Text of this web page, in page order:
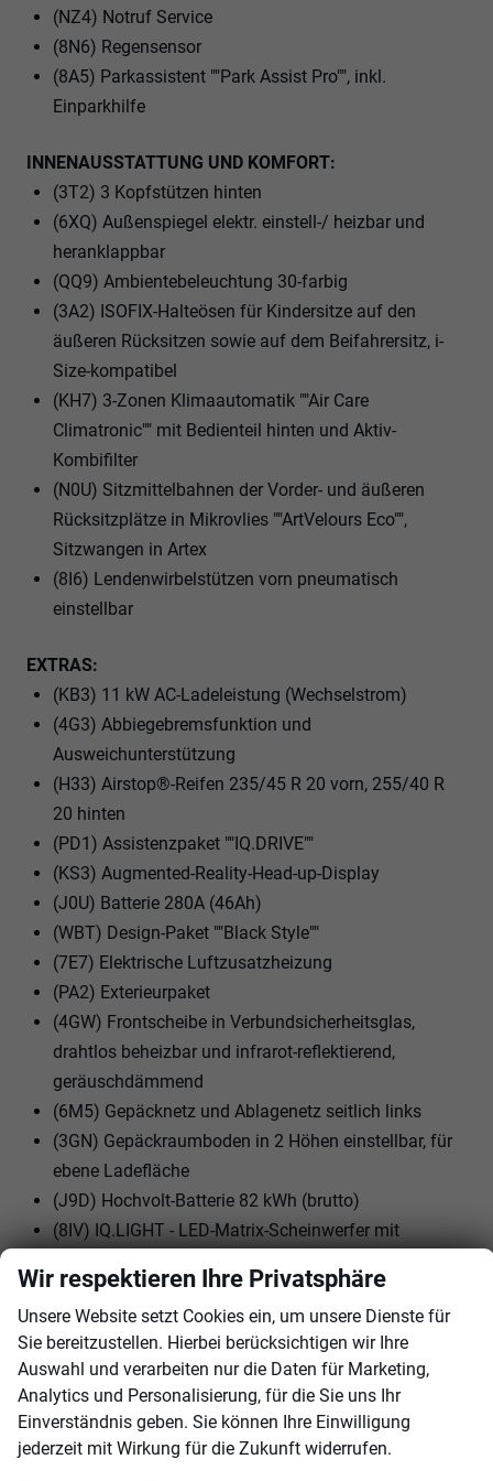
(NZ4) Notruf Service
(8N6) Regensensor
(8A5) Parkassistent ""Park Assist Pro"", inkl.
Einparkhilfe
INNENAUSSTATTUNG UND KOMFORT:
(3T2) 3 Kopfstützen hinten
(6XQ) Außenspiegel elektr. einstell-/ heizbar und
heranklappbar
(QQ9) Ambientebeleuchtung 30-farbig
(3A2) ISOFIX-Halteösen für Kindersitze auf den
äußeren Rücksitzen sowie auf dem Beifahrersitz, i-
Size-kompatibel
(KH7) 3-Zonen Klimaautomatik ""Air Care
Climatronic"" mit Bedienteil hinten und Aktiv-
Kombifilter
(N0U) Sitzmittelbahnen der Vorder- und äußeren
Rücksitzplätze in Mikrovlies ""ArtVelours Eco"",
Sitzwangen in Artex
(8I6) Lendenwirbelstützen vorn pneumatisch
einstellbar
EXTRAS:
(KB3) 11 kW AC-Ladeleistung (Wechselstrom)
(4G3) Abbiegebremsfunktion und
Ausweichunterstützung
(H33) Airstop®-Reifen 235/45 R 20 vorn, 255/40 R
20 hinten
(PD1) Assistenzpaket ""IQ.DRIVE""
(KS3) Augmented-Reality-Head-up-Display
(J0U) Batterie 280A (46Ah)
(WBT) Design-Paket ""Black Style""
(7E7) Elektrische Luftzusatzheizung
(PA2) Exterieurpaket
(4GW) Frontscheibe in Verbundsicherheitsglas,
drahtlos beheizbar und infrarot-reflektierend,
geräuschdämmend
(6M5) Gepäcknetz und Ablagenetz seitlich links
(3GN) Gepäckraumboden in 2 Höhen einstellbar, für
ebene Ladefläche
(J9D) Hochvolt-Batterie 82 kWh (brutto)
(8IV) IQ.LIGHT - LED-Matrix-Scheinwerfer mit
Schlechtwetterlicht, Begrüßungsfunktion
(PBE) Interieurpaket
(PBP) Komfortpaket inkl. Navigationssystem
""Discover Pro Max""
(8VP) LED-Rückleuchten mit dynamischer
Blinkleuchte
Wir respektieren Ihre Privatsphäre
Unsere Website setzt Cookies ein, um unsere Dienste für
Sie bereitzustellen. Hierbei berücksichtigen wir Ihre
Auswahl und verarbeiten nur die Daten für Marketing,
Analytics und Personalisierung, für die Sie uns Ihr
Einverständnis geben. Sie können Ihre Einwilligung
jederzeit mit Wirkung für die Zukunft widerrufen.